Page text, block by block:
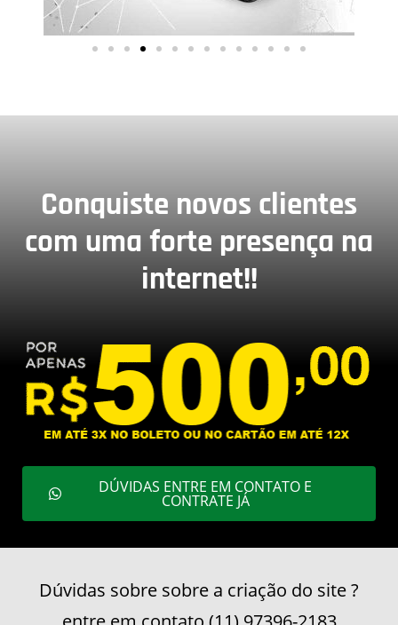
Conquiste novos clientes
com uma forte presença na
internet!!
DÚVIDAS ENTRE EM CONTATO E
CONTRATE JÁ
Dúvidas sobre sobre a criação do site ?